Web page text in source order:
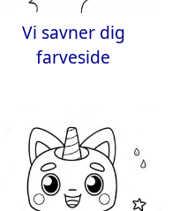
Vi savner dig
farveside